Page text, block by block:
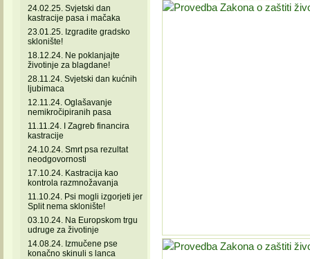
24.02.25. Svjetski dan
kastracije pasa i mačaka
23.01.25. Izgradite gradsko
sklonište!
18.12.24. Ne poklanjajte
životinje za blagdane!
28.11.24. Svjetski dan kućnih
ljubimaca
12.11.24. Oglašavanje
nemikročipiranih pasa
11.11.24. I Zagreb financira
kastracije
24.10.24. Smrt psa rezultat
neodgovornosti
17.10.24. Kastracija kao
kontrola razmnožavanja
11.10.24. Psi mogli izgorjeti jer
Split nema sklonište!
03.10.24. Na Europskom trgu
udruge za životinje
14.08.24. Izmučene pse
konačno skinuli s lanca